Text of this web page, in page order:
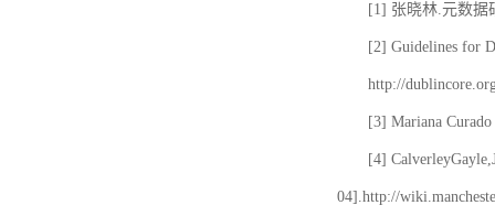
[1] 张晓林.元数据
[2] Guidelines for
http://
[3] Mariana
[4]
04].http://